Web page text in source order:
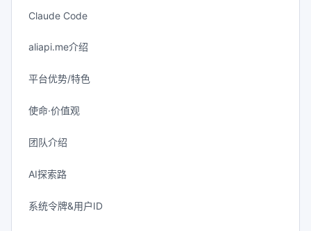
Claude Code
aliapi.me介绍
平台优势/特色
使命·价值观
团队介绍
AI探索路
系统令牌&用户ID